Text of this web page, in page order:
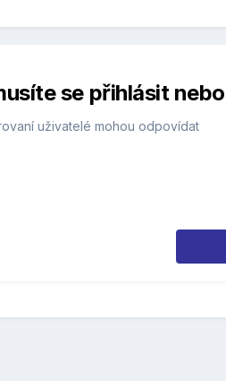
se přihlásit
uživatelé mohou odpovídat